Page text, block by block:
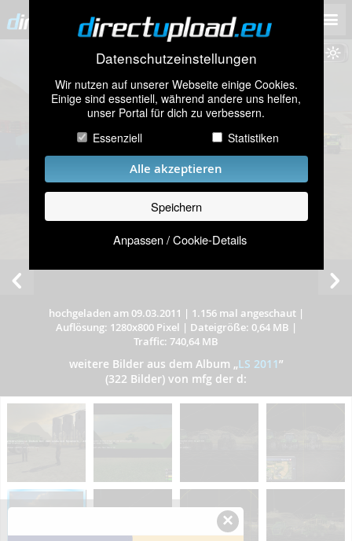
Datenschutzeinstellungen
Wir nutzen auf unserer Webseite einige Cookies.
Einige sind essentiell, während andere uns helfen,
unser Portal für dich zu verbessern.
Essenziell
Statistiken
Alle akzeptieren
Speichern
Anpassen / Cookie-Details
hochgeladen am 09.03.2011 | 1.156 mal angeschaut|
Auflösung: 1280x800 Pixel | Dateigröße: 0,64 MB |
Traffic: 740,64 MB
weitere Bilder aus dem Album „LS 2011”
(322 Bilder) von mfg der d:
×